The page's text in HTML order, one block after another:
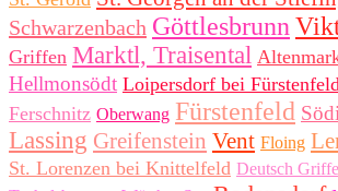
Schwarzenbach Göttlesbrunn
Griffen Marktl, Traisental
Hellmonsödt Loipersdorf bei Fürstenfeld
Ferschnitz Oberwang Fürstenfeld
Lassing Greifenstein Vent Floing
St. Lorenzen bei Knittelfeld Deutsch